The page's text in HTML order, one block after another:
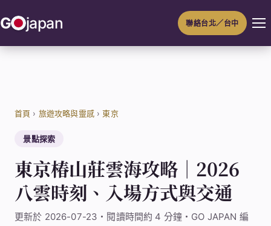
至
G japan 聯絡台北／台中
首頁 › 旅遊攻略與靈感›東京
景點探索
東京椿山莊雲海攻略｜2026
八雲時刻、入場方式與交通
更新於 2026-07-23・閱讀時間約 4 分鐘・GO JAPAN 編